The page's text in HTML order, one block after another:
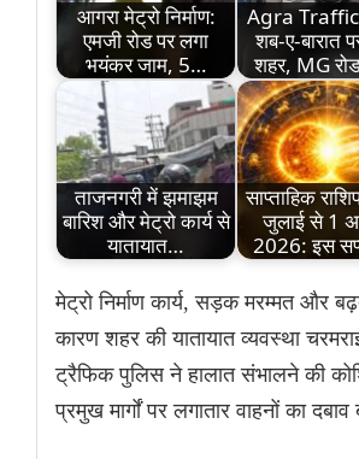
आगरा मेट्रो निर्माण:
एमजी रोड पर लगा
भयंकर जाम, 5…
Agra
शब-ए-बारात
शहर, MG
ताजनगरी में झमाझम
बारिश और मेट्रो कार्य से
यातायात…
साप्ताहिक
जुलाई से 1
2026: इस
मेट्रो निर्माण कार्य, सड़क मरम्मत और
कारण शहर की यातायात व्यवस्था
ट्रैफिक पुलिस ने हालात संभालने की
प्रमुख मार्गों पर लगातार वाहनों का दबाव